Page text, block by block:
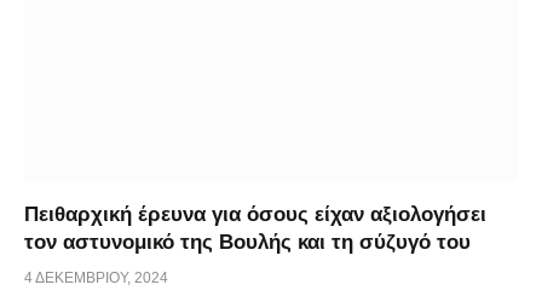
Πειθαρχική έρευνα για όσους είχαν αξιολογήσει
τον αστυνομικό της Βουλής και τη σύζυγό του
4 ΔΕΚΕΜΒΡΊΟΥ, 2024